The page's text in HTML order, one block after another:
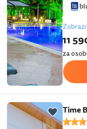
11
za
Time